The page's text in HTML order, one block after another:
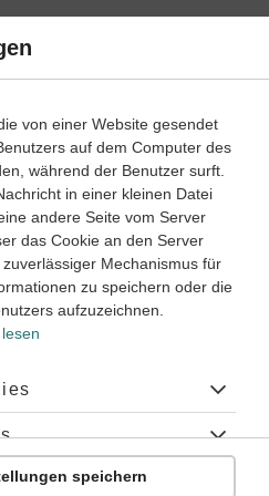
Lernwege
Klasse 9‐10
von DDR und BRD
#Annäherung
#Oder-Neiße-Grenze
#1972
#Bruderkuss
von einer Website gesendet
auf dem Computer des
während der Benutzer surft.
in einer kleinen Datei
andere Seite vom Server
das Cookie an den Server
Mechanismus für
zu speichern oder die
aufzuzeichnen.
Cookiesspeichern